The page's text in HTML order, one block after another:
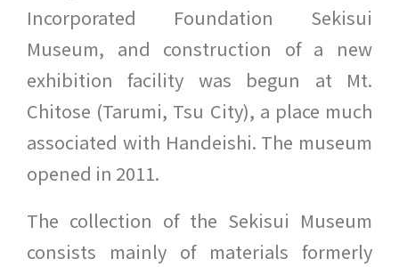
Incorporated Foundation Sekisui
Museum, and construction of a new
exhibition facility was begun at Mt.
Chitose (Tarumi, Tsu City), a place much
associated with Handeishi. The museum
opened in 2011.
The collection of the Sekisui Museum
consists mainly of materials formerly